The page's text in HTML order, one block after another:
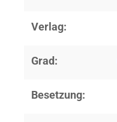
Verlag:
Grad:
Besetzung: